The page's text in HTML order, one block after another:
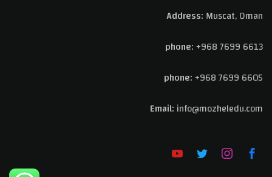
Address: Muscat, Oman
phone:+968 7699 6613
phone:+968 7699 6605
Email: info@mozheledu.com